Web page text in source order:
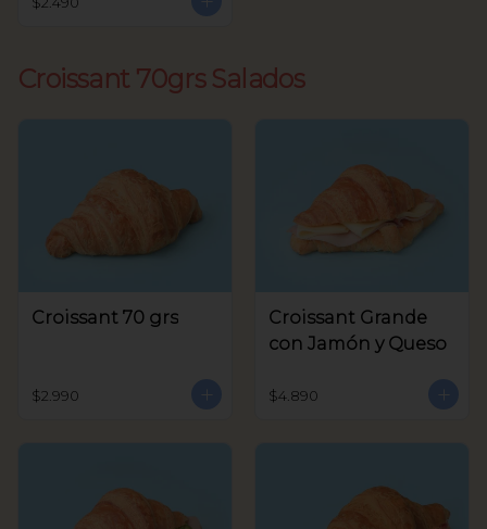
Croissant 70grs Salados
Croissant 70 grs
$2.990
Croissant Grande
con Jamón y Queso
$4.890